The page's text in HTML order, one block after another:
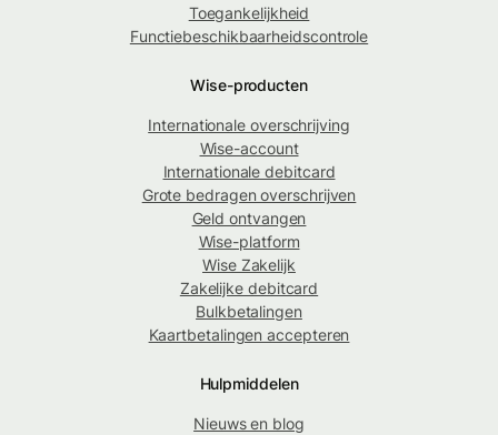
Toegankelijkheid
Functiebeschikbaarheidscontrole
Wise-producten
Internationale overschrijving
Wise-account
Internationale debitcard
Grote bedragen overschrijven
Geld ontvangen
Wise-platform
Wise Zakelijk
Zakelijke debitcard
Bulkbetalingen
Kaartbetalingen accepteren
Hulpmiddelen
Nieuws en blog